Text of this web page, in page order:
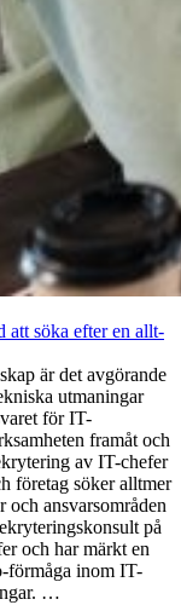
att söka efter en allt-
är det avgörande
utmaningar
för IT-
framåt och
av IT-chefer
företag söker alltmer
ansvarsområden
på
och har märkt en
förmåga inom IT-
…